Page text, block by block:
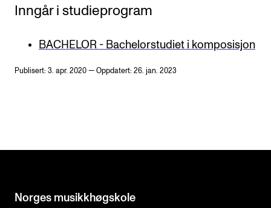
Inngår i studieprogram
BACHELOR - Bachelorstudiet i komposisjon
Publisert: 3. apr. 2020 — Oppdatert: 26. jan. 2023
Norges musikk­høgskole